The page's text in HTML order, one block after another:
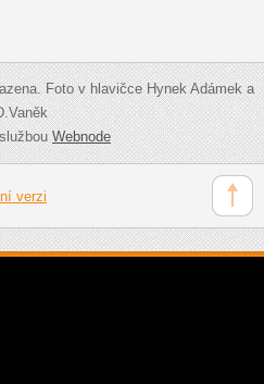
Foto v hlavičce Hynek Adámek a
Webnode
verzi